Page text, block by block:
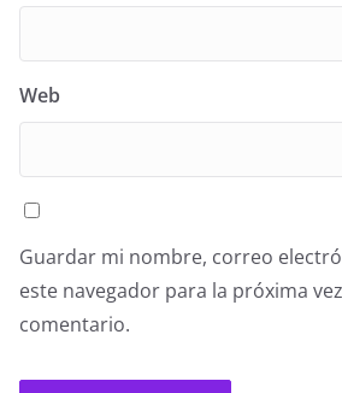
Web
Guardar mi nombre, correo
este navegador para la próxima
comentario.